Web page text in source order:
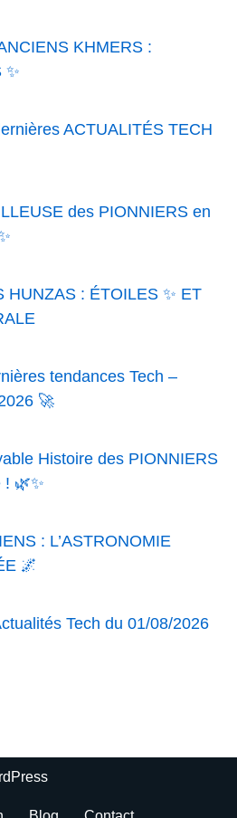
KHMERS :
✨
ACTUALITÉS TECH
des PIONNIERS en
HUNZAS : ÉTOILES ✨ ET
tendances Tech –
🚀
Histoire des PIONNIERS
🌿✨
: L’ASTRONOMIE
🌌
Tech du 01/08/2026